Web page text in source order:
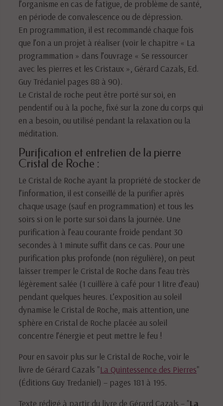
l’organisme en cas de fatigue, de problème de santé,
en période de convalescence ou de dépression.
En programmation, il est recommandé chaque fois
que l’on a un projet à réaliser (voir le chapitre « La
programmation » dans l’ouvrage « Se ressourcer
avec les pierres et les Cristaux », Gérard Cazals, Ed.
Guy Trédaniel pages 88 à 90).
Le Cristal de roche peut être porté sur soi, en
pendentif ou à la poche, fixé sur la zone du corps qui
en a besoin, ou utilisé pendant la relaxation ou la
méditation.
Purification et entretien de la pierre
Cristal de Roche :
Le Cristal de Roche ayant la propriété de stocker de
l’information, il est conseillé de la purifier après
chaque usage (sauf en programmation) et tous les
soirs si on le porte sur soi dans la journée. Une
purification à l’eau courante froide pendant 30
secondes à 1 minute suffit dans ce cas. Pour une
purification plus profonde (non régulière), on peut
laisser tremper le Cristal de Roche dans l’eau très
légèrement salée (1 cuillère à café pour 1 litre d’eau)
pendant quelques heures. L’exposition au soleil
dynamise le Cristal de Roche, mais attention, une
sphère en Cristal de Roche placée au soleil
concentre l’énergie et peut mettre le feu !
Pour en savoir plus sur le Cristal de Roche, voir le
livre de Gérard Cazals "La Quintessence des Pierres"
(Éditions Guy Tredaniel) – pages 181 à 195.
Texte rédigé à partir du livre de Gérard Cazals – "La